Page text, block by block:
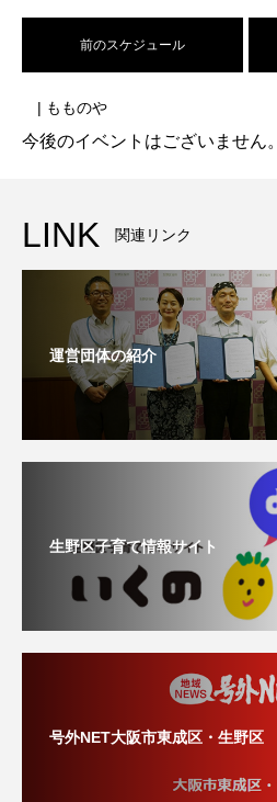
前のスケジュール
| もものや
今後のイベントはございません。
LINK 関連リンク
運営団体の紹介
生野区子育て情報サイト
号外NET大阪市東成区・生野区